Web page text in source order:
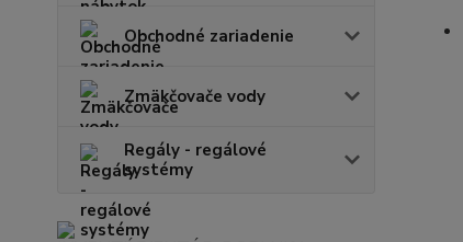
Obchodné zariadenie
Zmäkčovače vody
Regály - regálové
systémy